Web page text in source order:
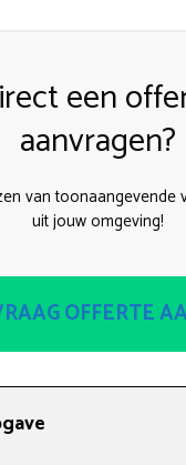
een
aanvragen?
van toonaangevende
uit jouw omgeving!
OFFERTE